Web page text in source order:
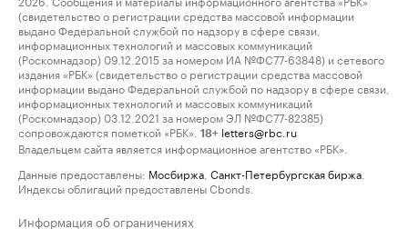
(свидетельство о регистрации средства массовой информации
выдано Федеральной службой по надзору в сфере связи,
информационных технологий и массовых коммуникаций
(Роскомнадзор) 09.12.2015 за номером ИА №ФС77-63848) и сетевого
издания «РБК» (свидетельство о регистрации средства массовой
информации выдано Федеральной службой по надзору в сфере связи,
информационных технологий и массовых коммуникаций
(Роскомнадзор) 03.12.2021 за номером ЭЛ №ФС77-82385)
сопровождаются пометкой «РБК».
18+ letters@rbc.ru
Владельцем сайта является информационное агентство «РБК».
Данные предоставлены: Мосбиржа Санкт-Петербургская биржа
Индексы облигаций предоставлены Cbonds.
Информация об ограничениях